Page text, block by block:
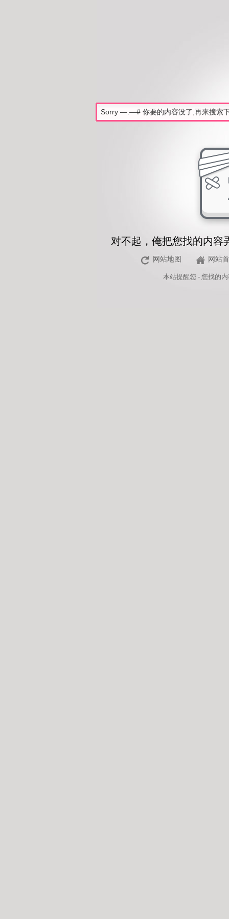
对不起，俺把您找的内容
网站地图 网站
本站提醒您 - 您找的